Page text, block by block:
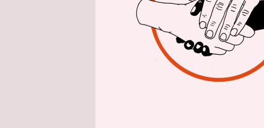
Antrag
und des
dass das
Depots
Prüfung“
zunächst